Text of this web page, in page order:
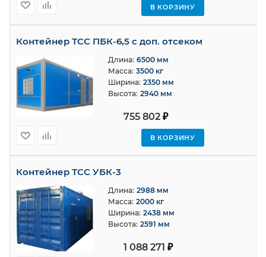
В КОРЗИНУ
Контейнер ТСС ПБК-6,5 с доп. отсеком
755 802₽
В КОРЗИНУ
Длина: 6500 мм
Масса: 3500 кг
Ширина: 2350 мм
Высота: 2940 мм
Контейнер ТСС УБК-3
1 088 271 ₽
Длина: 2988 мм
Масса: 2000 кг
Ширина: 2438 мм
Высота: 2591 мм